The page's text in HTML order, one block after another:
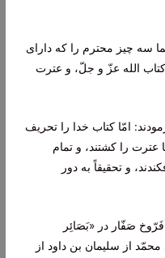
سه چیز محترم را كه داراى
الله عزّ و جلّ، و عترت
امّا كتاب خدا را تحریف
عترت را كشتند، و تمام
و تحقیقاً به دور
صَفّار در «بَصَائِر
از سلیمان بن داود از